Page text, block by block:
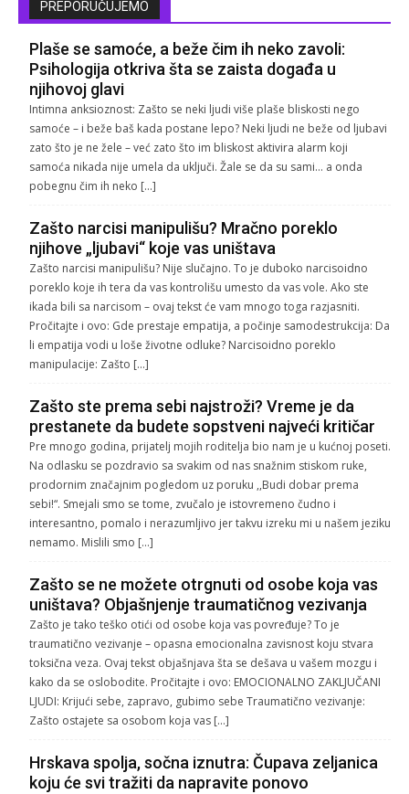
PREPORUČUJEMO
Plaše se samoće, a beže čim ih neko zavoli:
Psihologija otkriva šta se zaista događa u
njihovoj glavi
Intimna anksioznost: Zašto se neki ljudi više plaše bliskosti nego
samoće – i beže baš kada postane lepo? Neki ljudi ne beže od ljubavi
zato što je ne žele – već zato što im bliskost aktivira alarm koji
samoća nikada nije umela da uključi. Žale se da su sami… a onda
pobegnu čim ih neko […]
Zašto narcisi manipulišu? Mračno poreklo
njihove „ljubavi“ koje vas uništava
Zašto narcisi manipulišu? Nije slučajno. To je duboko narcisoidno
poreklo koje ih tera da vas kontrolišu umesto da vas vole. Ako ste
ikada bili sa narcisom – ovaj tekst će vam mnogo toga razjasniti.
Pročitajte i ovo: Gde prestaje empatija, a počinje samodestrukcija: Da
li empatija vodi u loše životne odluke? Narcisoidno poreklo
manipulacije: Zašto […]
Zašto ste prema sebi najstroži? Vreme je da
prestanete da budete sopstveni najveći kritičar
Pre mnogo godina, prijatelj mojih roditelja bio nam je u kućnoj poseti.
Na odlasku se pozdravio sa svakim od nas snažnim stiskom ruke,
prodornim značajnim pogledom uz poruku ,,Budi dobar prema
sebi!“. Smejali smo se tome, zvučalo je istovremeno čudno i
interesantno, pomalo i nerazumljivo jer takvu izreku mi u našem jeziku
nemamo. Mislili smo […]
Zašto se ne možete otrgnuti od osobe koja vas
uništava? Objašnjenje traumatičnog vezivanja
Zašto je tako teško otići od osobe koja vas povređuje? To je
traumatično vezivanje – opasna emocionalna zavisnost koju stvara
toksična veza. Ovaj tekst objašnjava šta se dešava u vašem mozgu i
kako da se oslobodite. Pročitajte i ovo: EMOCIONALNO ZAKLJUČANI
LJUDI: Krijući sebe, zapravo, gubimo sebe Traumatično vezivanje:
Zašto ostajete sa osobom koja vas […]
Hrskava spolja, sočna iznutra: Čupava zeljanica
koju će svi tražiti da napravite ponovo